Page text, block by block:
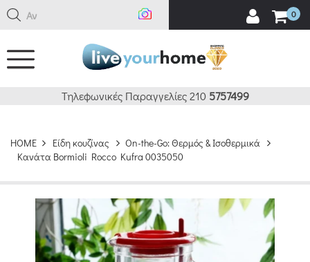
Αναζήτ 0
Τηλεφωνικές Παραγγελίες 210 5757499
HOME Είδη κουζίνας
On-the-Go: Θερμός & Ισοθερμικά
Κανάτα Bormioli Rocco Kufra 0035050